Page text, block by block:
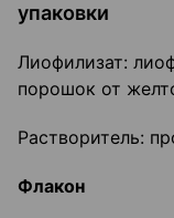
упаковки
Лиофилизат:
порошок от
Растворитель:
Флакон